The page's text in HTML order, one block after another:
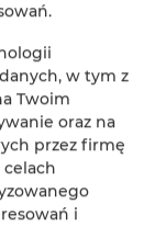
jako adres
(PG)
jest dostępna
za dzień.
gotówką, który
w tym z
Twoim
oraz na
przez firmę
i